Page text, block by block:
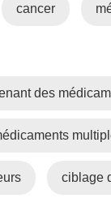
t
ê
)
e
f
n
u
l
f
cancer
des
ciblage